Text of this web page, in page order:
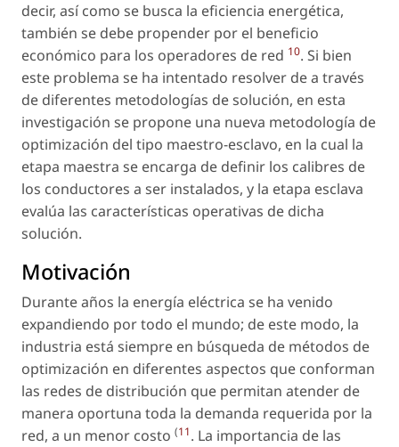
decir, así como se busca la eficiencia energética,
también se debe propender por el beneficio
económico para los operadores de red 10. Si bien
este problema se ha intentado resolver de a través
de diferentes metodologías de solución, en esta
investigación se propone una nueva metodología de
optimización del tipo maestro-esclavo, en la cual la
etapa maestra se encarga de definir los calibres de
los conductores a ser instalados, y la etapa esclava
evalúa las características operativas de dicha
solución.
Motivación
Durante años la energía eléctrica se ha venido
expandiendo por todo el mundo; de este modo, la
industria está siempre en búsqueda de métodos de
optimización en diferentes aspectos que conforman
las redes de distribución que permitan atender de
manera oportuna toda la demanda requerida por la
red, a un menor costo (11. La importancia de las